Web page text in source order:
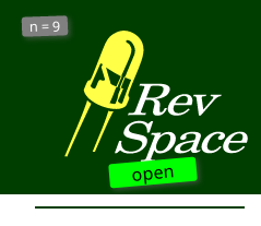
open
n =9